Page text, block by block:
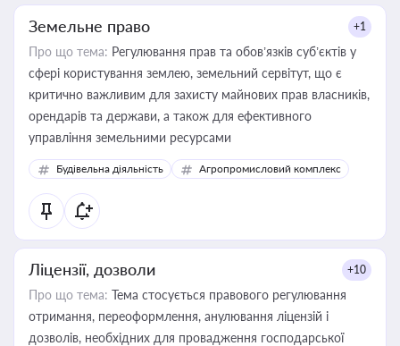
Земельне право +1
Про що тема: Регулювання прав та обов’язків суб’єктів у
сфері користування землею, земельний сервітут, що є
критично важливим для захисту майнових прав власників,
орендарів та держави, а також для ефективного
управління земельними ресурсами
Будівельна діяльність Агропромисловий комплекс
Ліцензії, дозволи +10
Про що тема: Тема стосується правового регулювання
отримання, переоформлення, анулювання ліцензій і
дозволів, необхідних для провадження господарської